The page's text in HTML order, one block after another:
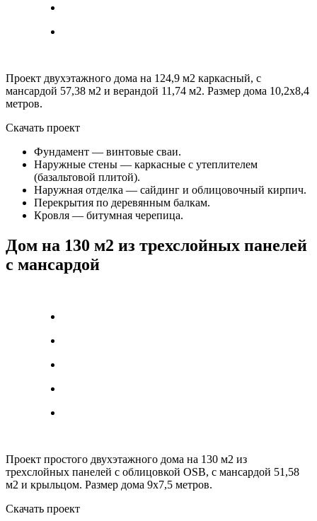
Проект двухэтажного дома на 124,9 м2 каркасный, с
мансардой 57,38 м2 и верандой 11,74 м2. Размер дома 10,2х8,4
метров.
Скачать проект
Фундамент — винтовые сваи.
Наружные стены — каркасные с утеплителем
(базальтовой плитой).
Наружная отделка — сайдинг и облицовочный кирпич.
Перекрытия по деревянным балкам.
Кровля — битумная черепица.
Дом на 130 м2 из трехслойных панелей
с мансардой
Проект простого двухэтажного дома на 130 м2 из
трехслойных панелей с облицовкой OSB, с мансардой 51,58
м2 и крыльцом. Размер дома 9х7,5 метров.
Скачать проект